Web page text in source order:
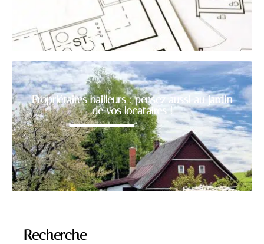
Propriétaires bailleurs : pensez aussi au jardin
de vos locataires !
Recherche